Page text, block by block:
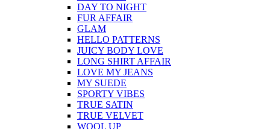
DAY TO NIGHT
FUR AFFAIR
GLAM
HELLO PATTERNS
JUICY BODY LOVE
LONG SHIRT AFFAIR
LOVE MY JEANS
MY SUEDE
SPORTY VIBES
TRUE SATIN
TRUE VELVET
WOOL UP